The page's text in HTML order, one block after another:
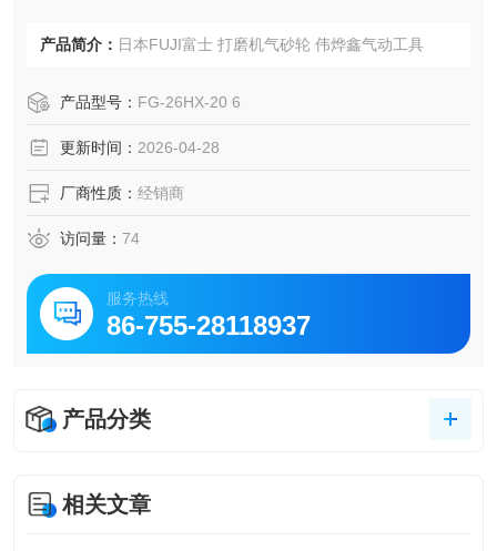
产品简介： 日本FUJI富士 打磨机气砂轮 伟烨鑫气动工具
产品型号： FG-26HX-20 6
更新时间： 2026-04-28
厂商性质： 经销商
访问量： 74
服务热线
86-755-28118937
产品分类
相关文章